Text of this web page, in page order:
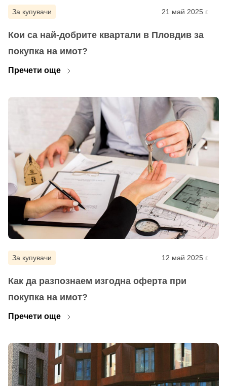
За купувачи 21 май 2025 г.
Кои са най-добрите квартали в Пловдив за
покупка на имот?
Пречети още
За купувачи 12 май 2025 г.
Как да разпознаем изгодна оферта при
покупка на имот?
Пречети още